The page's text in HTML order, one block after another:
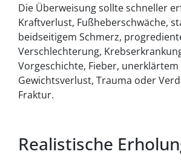
Die Überweisung sollte schneller
Kraftverlust, Fußheberschwäche,
beidseitigem Schmerz,
Verschlechterung,
Vorgeschichte, Fieber, unerklärtem
Gewichtsverlust, Trauma oder
Fraktur.
Realistische